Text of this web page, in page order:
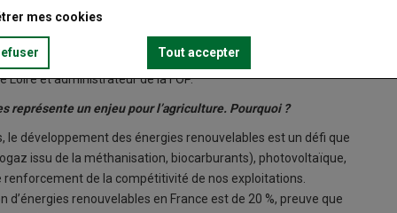
aux produits fossiles.
apportent un revenu supplémentaire aux agriculteurs.
est essentiel d’intégrer dans la politique agricole, estime
Loire et administrateur de la FOP.
représente un enjeu pour l’agriculture. Pourquoi ?
développement des énergies renouvelables est un défi que
issu de la méthanisation, biocarburants), photovoltaïque,
de la compétitivité de nos exploitations.
renouvelables en France est de 20 %, preuve que
mes cookies
Tout accepter